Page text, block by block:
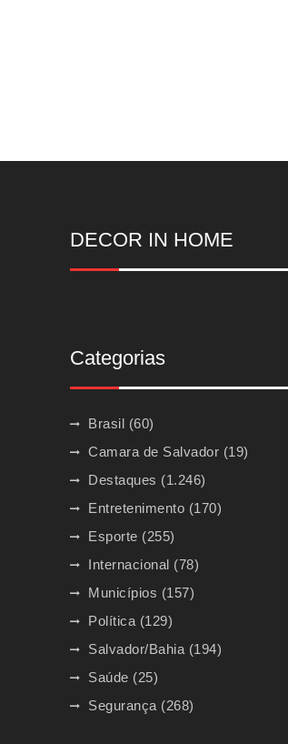
DECOR IN HOME
Categorias
Brasil (60)
Camara de Salvador (19)
Destaques (1.246)
Entretenimento (170)
Esporte (255)
Internacional (78)
Municípios (157)
Política (129)
Salvador/Bahia (194)
Saúde (25)
Segurança (268)